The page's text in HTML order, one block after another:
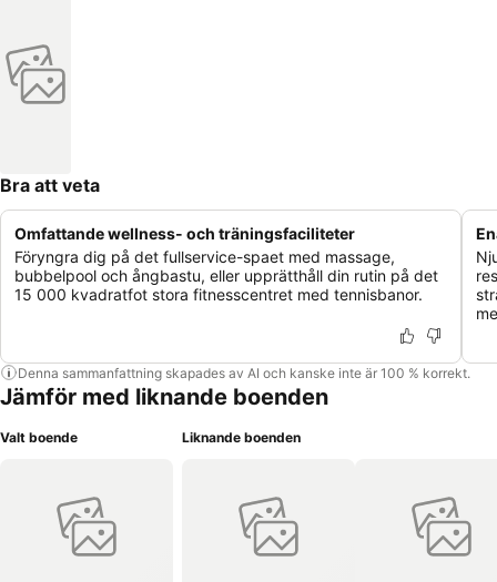
Bra att veta
Omfattande wellness- och träningsfaciliteter
Föryngra dig på det fullservice-spaet med massage,
bubbelpool och ångbastu, eller upprätthåll din rutin på det
15 000 kvadratfot stora fitnesscentret med tennisbanor.
Denna sammanfattning skapades av AI och kanske inte är 100 % korrekt.
Jämför med liknande boenden
Valt boende Liknande boenden